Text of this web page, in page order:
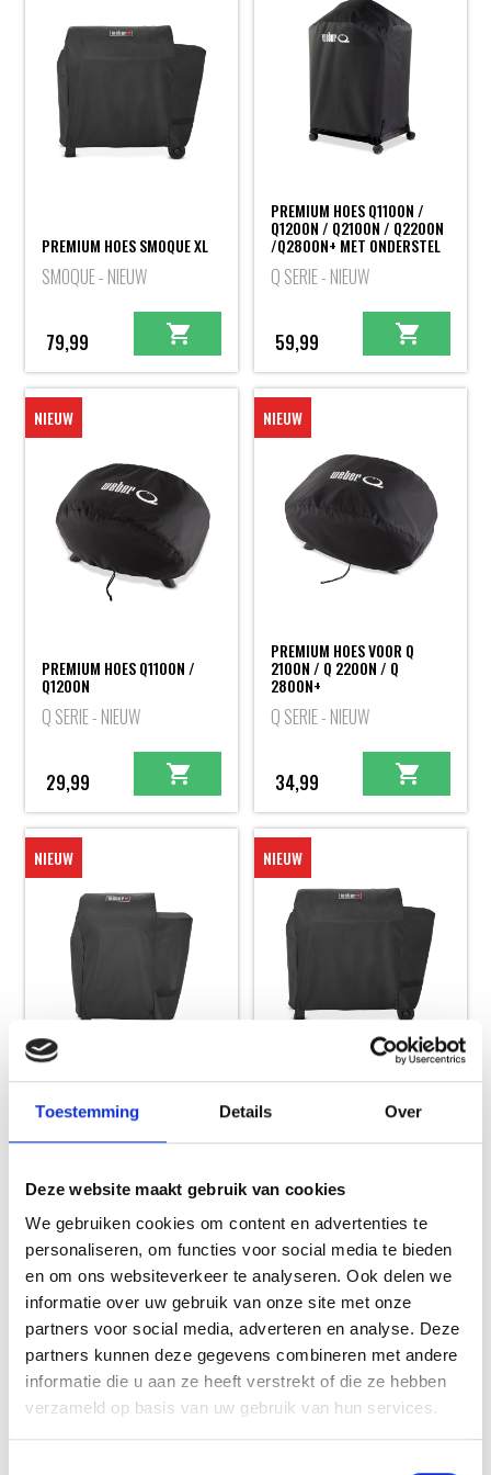
Toestemming Details Over
Deze website maakt gebruik van cookies
We gebruiken cookies om content en advertenties te
personaliseren, om functies voor social media te bieden
en om ons websiteverkeer te analyseren. Ook delen we
informatie over uw gebruik van onze site met onze
partners voor social media, adverteren en analyse. Deze
partners kunnen deze gegevens combineren met andere
informatie die u aan ze heeft verstrekt of die ze hebben
verzameld op basis van uw gebruik van hun services.
PREMIUM HOES SMOQUE XL
SMOQUE - NIEUW
79,99
PREMIUM HOES Q1100N /
Q1200N / Q2100N / Q2200N
/Q2800N+ MET ONDERSTEL
Q SERIE - NIEUW
59,99
NIEUW
PREMIUM HOES Q1100N /
Q1200N
Q SERIE - NIEUW
29,99
NIEUW
PREMIUM HOES VOOR Q
2100N / Q 2200N / Q
2800N+
Q SERIE - NIEUW
34,99
NIEUW
PREMIUM HOES SEARWOOD
SEARWOOD
NIEUW
XL
SEARWOOD
HOT DEAL